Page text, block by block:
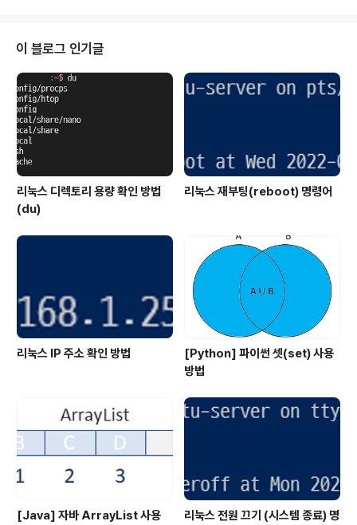
뒷면의 모습으로 제품을 확인할 수 있습니다.상단의 밀봉
스티커를 제거해서 제품을 꺼냈습니다.▼ 제품 구성충전을
위한 케이블과 간단한 사용설명서, 블루투스 스피커로 구
성되어 있습니다. 2.5시간의 충전시간에 3~4시간 사용이
가능합니다.상단에 고무줄 타입의 손잡이가 있고 하단에
버튼이 있습니다.▼ 테토리 스피커귀여운 디..
이 블로그 인기글
리눅스 디렉토리 용량 확인 방법
(du)
리눅스 재부팅(reboot) 명령어
리눅스 IP 주소 확인 방법
[Python] 파이썬 셋(set) 사용
방법
[Java] 자바 ArrayList 사용
리눅스 전원 끄기 (시스템 종료) 명